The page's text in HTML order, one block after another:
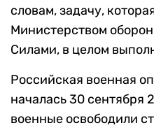
словам, задачу,
Министерством
Силами, в целом
Российская военная
началась 30 сентября
военные освободили